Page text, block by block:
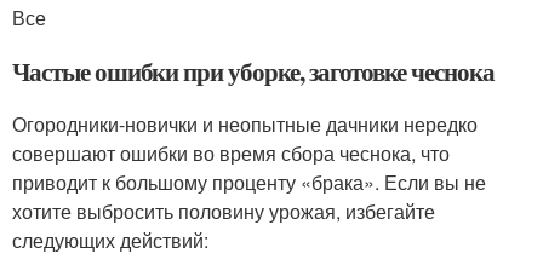
Все
Частые ошибки при уборке, заготовке чеснока
Огородники-новички и неопытные дачники нередко
совершают ошибки во время сбора чеснока, что
приводит к большому проценту «брака». Если вы не
хотите выбросить половину урожая, избегайте
следующих действий: